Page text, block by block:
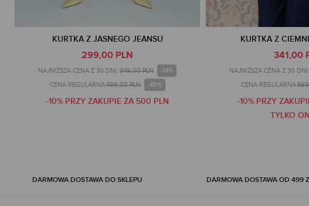
KURTKA Z JASNEGO JEANSU
299,00 PLN
NAJNIŻSZA CENA Z 30 DNI: 349,00 PLN -14%
CENA REGULARNA:499,00 PLN -40%
-10% PRZY ZAKUPIE ZA 500 PLN
KURTKA Z
341,00
NAJNIŻSZA CENA Z 30 DNI:
CENA REGULARNA:
-10% PRZY
TYLKO
DARMOWA DOSTAWA DO SKLEPU DARMOWA DOSTAWA OD 499